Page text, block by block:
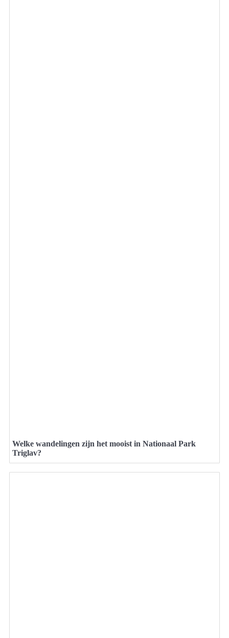
Welke wandelingen zijn het mooist in Nationaal Park
Triglav?